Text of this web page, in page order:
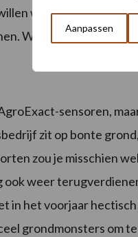
Aanpassen
we voor zijn.
We hopen dat
sensoren,
zit op bonte
zou je misschien
ook weer
in het voorjaar
grondmonsters om